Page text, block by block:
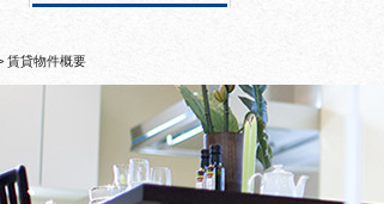
賃貸物件概要